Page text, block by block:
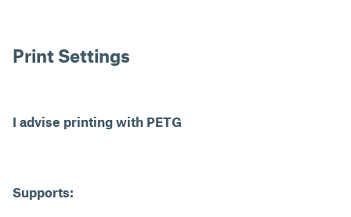
Print Settings
I advise printing with PETG
Supports: